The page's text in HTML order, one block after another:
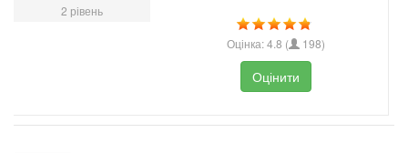
2 рівень
Оцінка:4.8 ( 198)
Оцінити